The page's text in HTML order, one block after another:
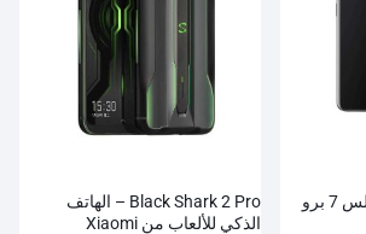
بيع الهواتف الذكية ون بلس 7 برو
Black Shark 2 Pro – الهاتف
الذكي للألعاب من Xiaomi